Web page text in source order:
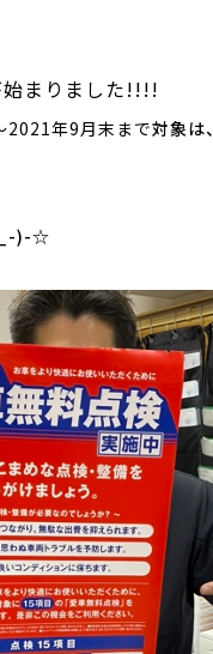
始まりました!!!!
2021年9月末まで対象は、
)-☆